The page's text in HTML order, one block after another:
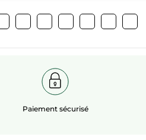
Paiement sécurisé